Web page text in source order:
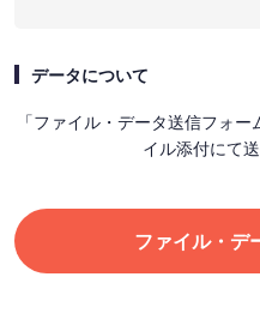
データについて
「ファイル・データ送信フォ
イル添付にて
ファイル・デ